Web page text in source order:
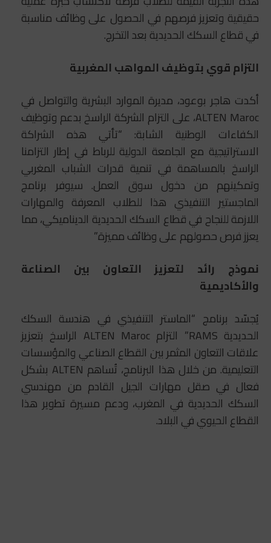
حقيقية وتعزيز فرصهم في الحصول على وظائف مناسبة
في قطاع السكك الحديدية بعد التخرج.
التزام قوي بتوظيف المواهب المغربية
أكدت هاجر بوعود، مديرة الموارد البشرية والتواصل في
ALTEN Maroc، على التزام الشركة الراسخ بدعم وتوظيف
الكفاءات الوطنية الشابة: “تأتي هذه الشراكة
الاستراتيجية مع الجامعة الدولية للرباط في إطار التزامنا
الراسخ بالمساهمة في تنمية قدرات الشباب المغربي
وتمكينهم من دخول سوق العمل. سيوفر برنامج
الماجستير التنفيذي هذا للطلاب المعرفة والمهارات
اللازمة للنجاح في قطاع السكك الحديدية الديناميكي، مما
يعزز فرص حصولهم على وظائف مميزة.”
نموذج رائد لتعزيز التعاون بين الصناعة
والأكاديمية
يُجسّد برنامج “الماستر التنفيذي في هندسة السكك
الحديدية RAMS” التزام ALTEN Maroc الراسخ بتعزيز
علاقات التعاون المثمر بين القطاع الصناعي والمؤسسات
التعليمية. من خلال هذا البرنامج، تُساهم ALTEN بشكل
فعال في صقل مهارات الجيل القادم من مهندسي
السكك الحديدية في المغرب، ودعم مسيرة تطوير هذا
القطاع الحيوي في البلاد.